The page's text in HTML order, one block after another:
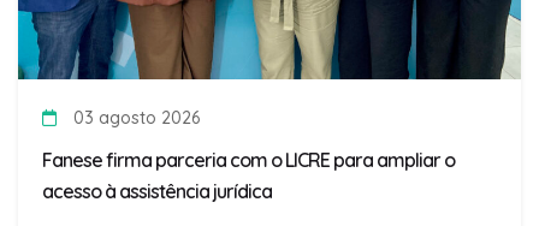
03 agosto 2026
Fanese firma parceria com o LICRE para ampliar o
acesso à assistência jurídica